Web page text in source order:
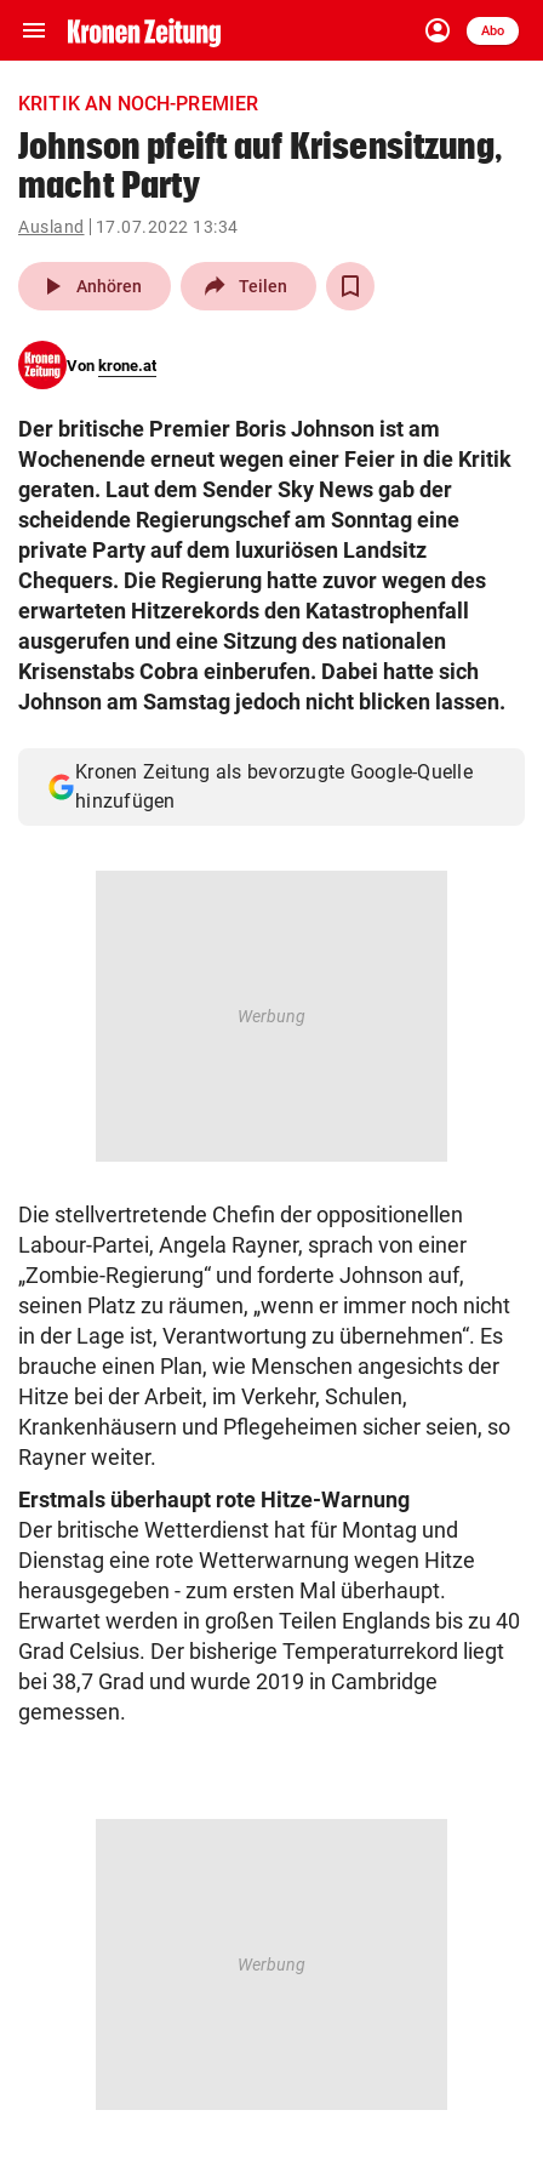
menu Navigation
ein-/ausklappen
account_circle
Anmelden
Abo
close Schließen
account_circle Anmelden
pin_drop
Wien arrow_right
search
eingeben
© Krone Multimedia GmbH & Co KG 2026
Muthgasse 2, 1190 Wien
KRITIK AN NOCH-PREMIER
Johnson pfeift auf Krisensitzung,
macht Party
Ausland 17.07.2022 13:34
play_arrow Anhören Teilen
Von krone.at
Der britische Premier Boris Johnson ist am
Wochenende erneut wegen einer Feier in die Kritik
geraten. Laut dem Sender Sky News gab der
scheidende Regierungschef am Sonntag eine
private Party auf dem luxuriösen Landsitz
Chequers. Die Regierung hatte zuvor wegen des
erwarteten Hitzerekords den Katastrophenfall
ausgerufen und eine Sitzung des nationalen
Krisenstabs Cobra einberufen. Dabei hatte sich
Johnson am Samstag jedoch nicht blicken lassen.
Kronen Zeitung als bevorzugte Google-Quelle
hinzufügen
Die stellvertretende Chefin der oppositionellen
Labour-Partei, Angela Rayner, sprach von einer
„Zombie-Regierung“ und forderte Johnson auf,
seinen Platz zu räumen, „wenn er immer noch nicht
in der Lage ist, Verantwortung zu übernehmen“. Es
brauche einen Plan, wie Menschen angesichts der
Hitze bei der Arbeit, im Verkehr, Schulen,
Krankenhäusern und Pflegeheimen sicher seien, so
Rayner weiter.
Erstmals überhaupt rote Hitze-Warnung
Der britische Wetterdienst hat für Montag und
Dienstag eine rote Wetterwarnung wegen Hitze
herausgegeben - zum ersten Mal überhaupt.
Erwartet werden in großen Teilen Englands bis zu 40
Grad Celsius. Der bisherige Temperaturrekord liegt
bei 38,7 Grad und wurde 2019 in Cambridge
gemessen.